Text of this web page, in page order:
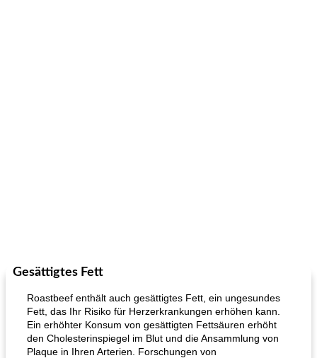
Gesättigtes Fett
Roastbeef enthält auch gesättigtes Fett, ein ungesundes
Fett, das Ihr Risiko für Herzerkrankungen erhöhen kann.
Ein erhöhter Konsum von gesättigten Fettsäuren erhöht
den Cholesterinspiegel im Blut und die Ansammlung von
Plaque in Ihren Arterien. Forschungen von